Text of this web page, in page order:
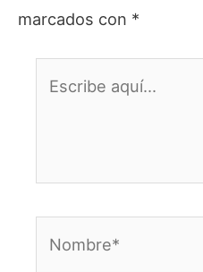
marcados con *